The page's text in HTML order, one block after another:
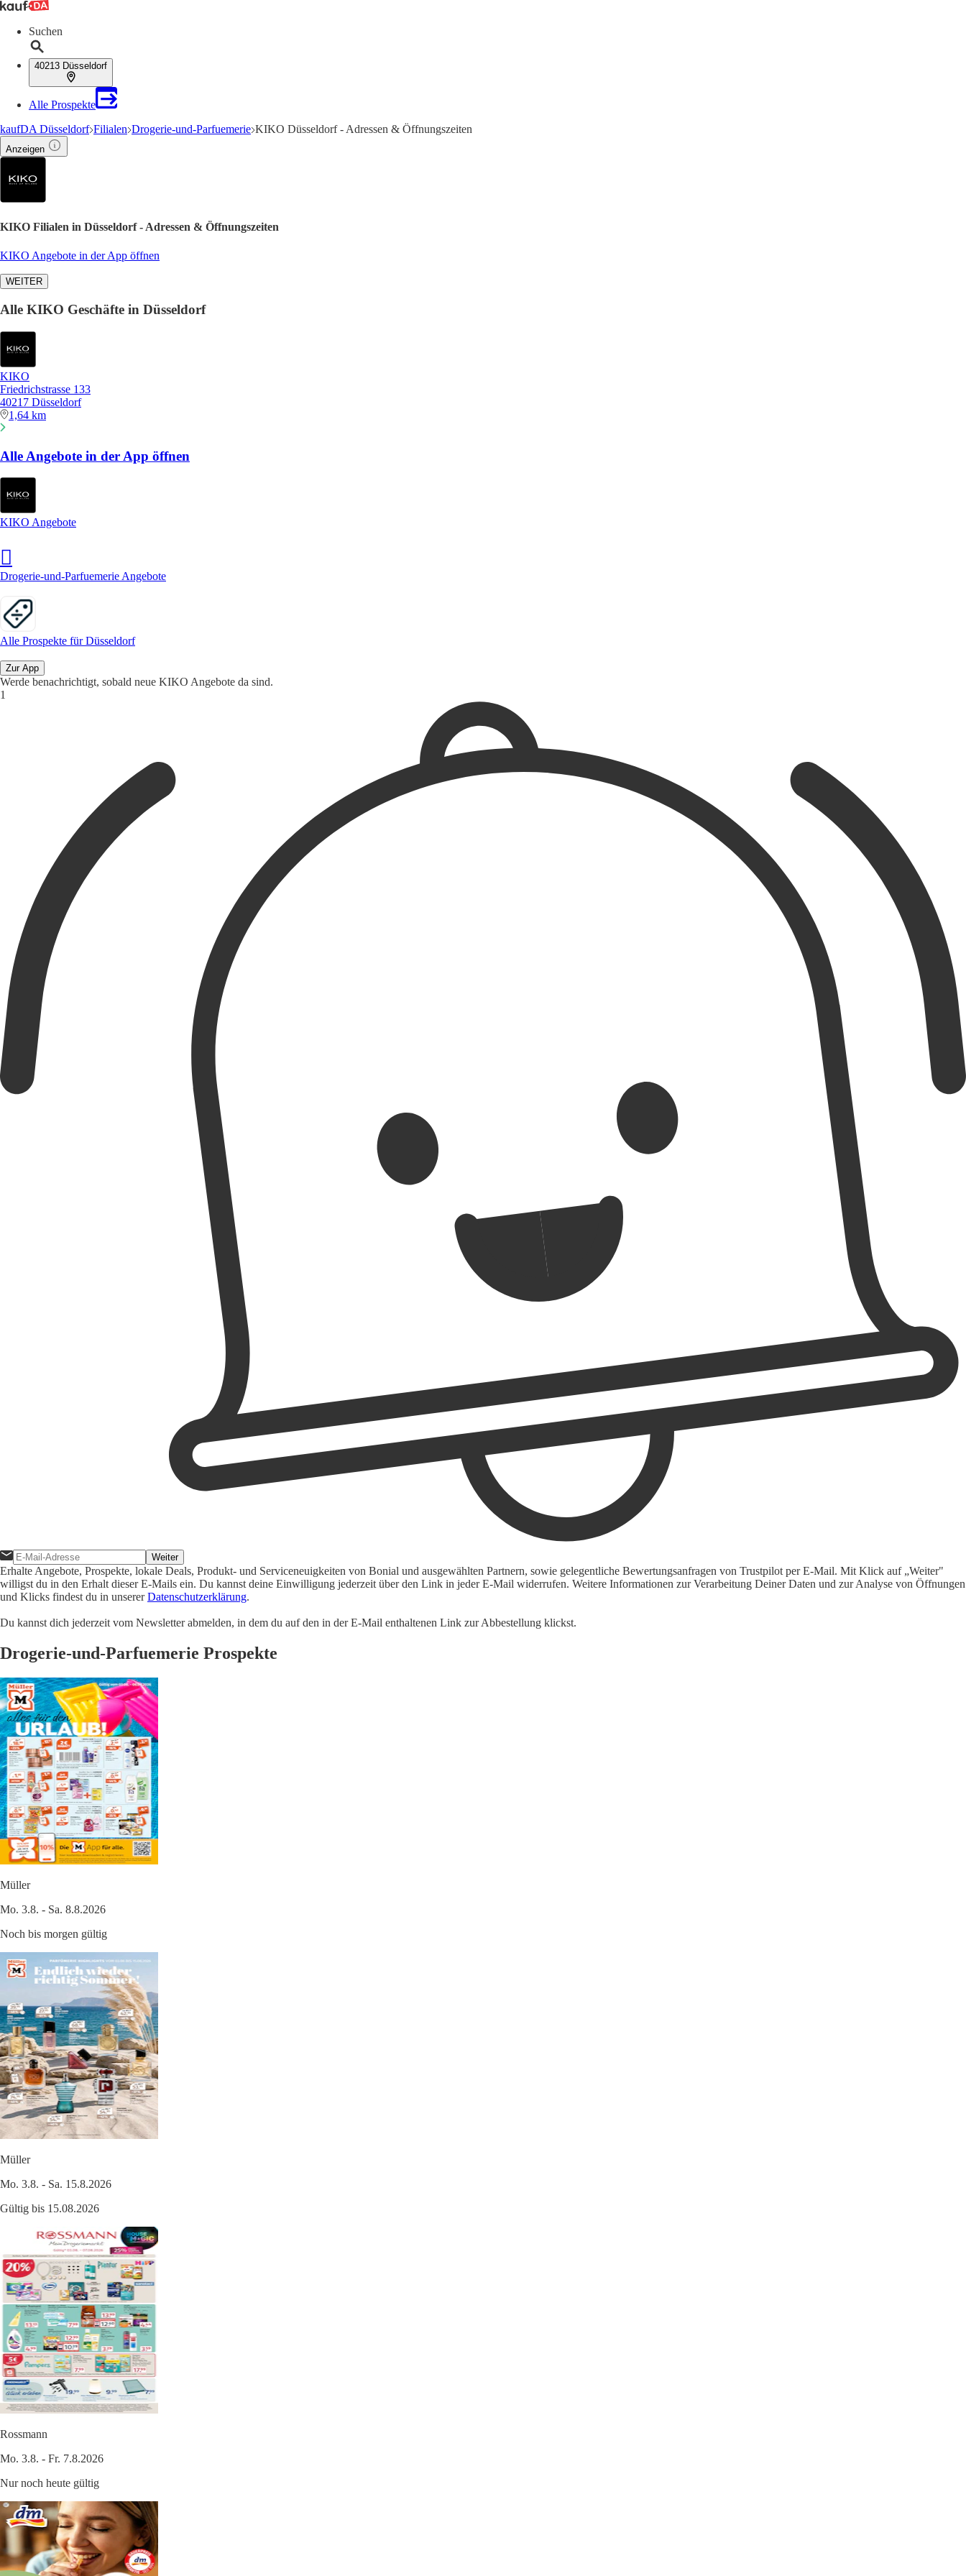
Suchen
40213 Düsseldorf
Alle Prospekte
kaufDA Düsseldorf Filialen Drogerie-und-Parfuemerie KIKO Düsseldorf - Adressen & Öffnungszeiten
Anzeigen
KIKO Filialen in Düsseldorf - Adressen & Öffnungszeiten
KIKO Angebote in der App öffnen
WEITER
Alle KIKO Geschäfte in Düsseldorf
KIKO
Friedrichstrasse 133
40217 Düsseldorf
1,64 km
Alle Angebote in der App öffnen
KIKO Angebote
Drogerie-und-Parfuemerie Angebote
Alle Prospekte für Düsseldorf
Zur App
Werde benachrichtigt, sobald neue KIKO Angebote da sind.
Weiter
Erhalte Angebote, Prospekte, lokale Deals, Produkt- und Serviceneuigkeiten von Bonial und ausgewählten Partnern, sowie gelegentliche Bewertungsanfragen von Trustpilot per E-Mail. Mit Klick auf „Weiter"
willigst du in den Erhalt dieser E-Mails ein. Du kannst deine Einwilligung jederzeit über den Link in jeder E-Mail widerrufen. Weitere Informationen zur Verarbeitung Deiner Daten und zur Analyse von Öffnungen
und Klicks findest du in unsererDatenschutzerklärung.
Du kannst dich jederzeit vom Newsletter abmelden, in dem du auf den in der E-Mail enthaltenen Link zur Abbestellung klickst.
Drogerie-und-Parfuemerie Prospekte
Müller
Mo. 3.8. - Sa. 8.8.2026
Noch bis morgen gültig
Müller
Mo. 3.8. - Sa. 15.8.2026
Gültig bis 15.08.2026
Rossmann
Mo. 3.8. - Fr. 7.8.2026
Nur noch heute gültig